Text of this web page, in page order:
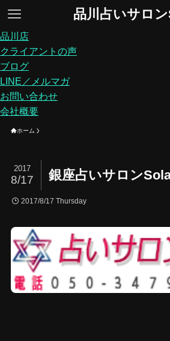
品川占いサロ
品川店
クライアントの声
ブログ
LINE／メルマガ
お問い合わせ
会社概要
ホーム
銀座占いサロン
2017
8/17
2017/8/17 Thursday